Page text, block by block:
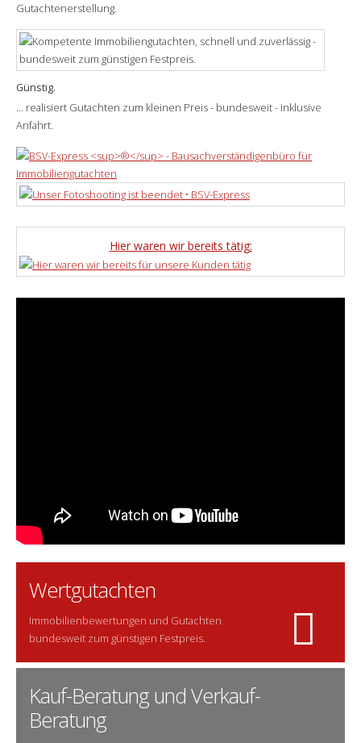
Gutachtenerstellung.
Günstig.
... realisiert Gutachten zum kleinen Preis - bundesweit - inklusive
Anfahrt.
Hier waren wir bereits tätig:
Wertgutachten
Immobilienbewertungen und Gutachten
bundesweit zum günstigen Festpreis.
Kauf-Beratung und Verkauf-
Beratung